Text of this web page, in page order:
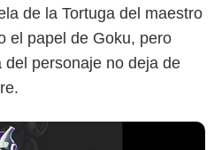
de la Tortuga del maestro
el papel de Goku, pero
personaje no deja de